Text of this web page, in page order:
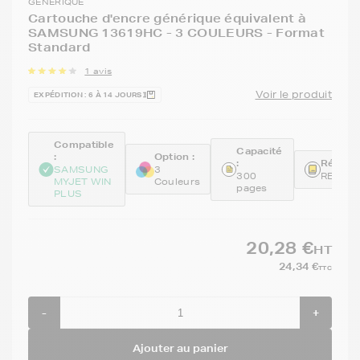
Cartouche d'encre générique équivalent à
SAMSUNG 13619HC - 3 COULEURS - Format
Standard
1 avis
EXPÉDITION : 6 À 14 JOURS Voir le produit
Compatible
:
SAMSUNG
MYJET WIN
PLUS
Option :
3
Couleurs
Capacité
:
300
pages
20,28 €HT
24,34 €TTC
- +
Ajouter au panier